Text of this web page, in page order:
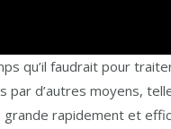
qu’il faudrait pour
par d’autres moyens,
rapidement et